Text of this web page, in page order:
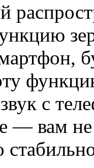
с
— вам не